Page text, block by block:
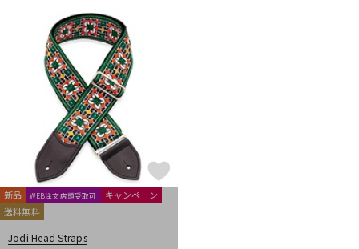
新品 WEB注文店頭受取可
キャンペーン
送料無料
Jodi Head Straps